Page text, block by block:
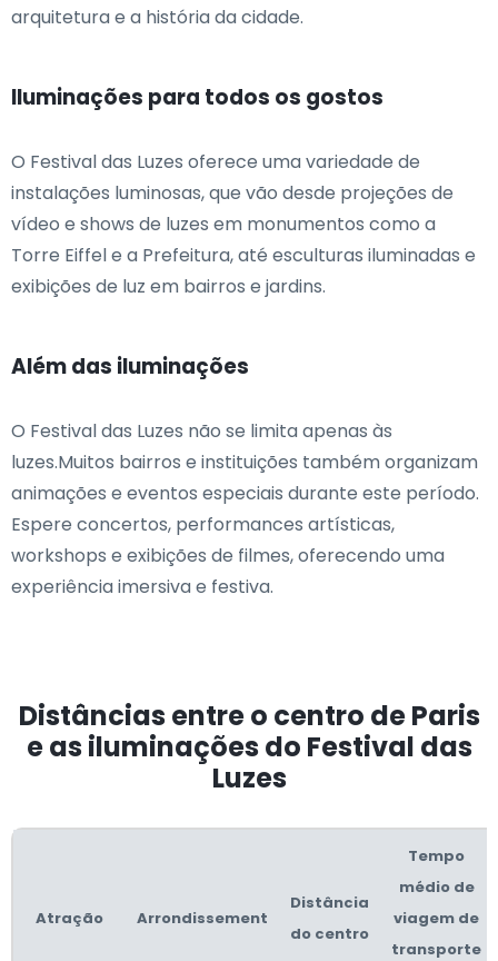
arquitetura e a história da cidade.
Iluminações para todos os gostos
O Festival das Luzes oferece uma variedade de
instalações luminosas, que vão desde projeções de
vídeo e shows de luzes em monumentos como a
Torre Eiffel e a Prefeitura, até esculturas iluminadas e
exibições de luz em bairros e jardins.
Além das iluminações
O Festival das Luzes não se limita apenas às
luzes.Muitos bairros e instituições também organizam
animações e eventos especiais durante este período.
Espere concertos, performances artísticas,
workshops e exibições de filmes, oferecendo uma
experiência imersiva e festiva.
Distâncias entre o centro de Paris
e as iluminações do Festival das
Luzes
Atração Arrondissement
Distância
do centro
Tempo
médio de
viagem de
transporte